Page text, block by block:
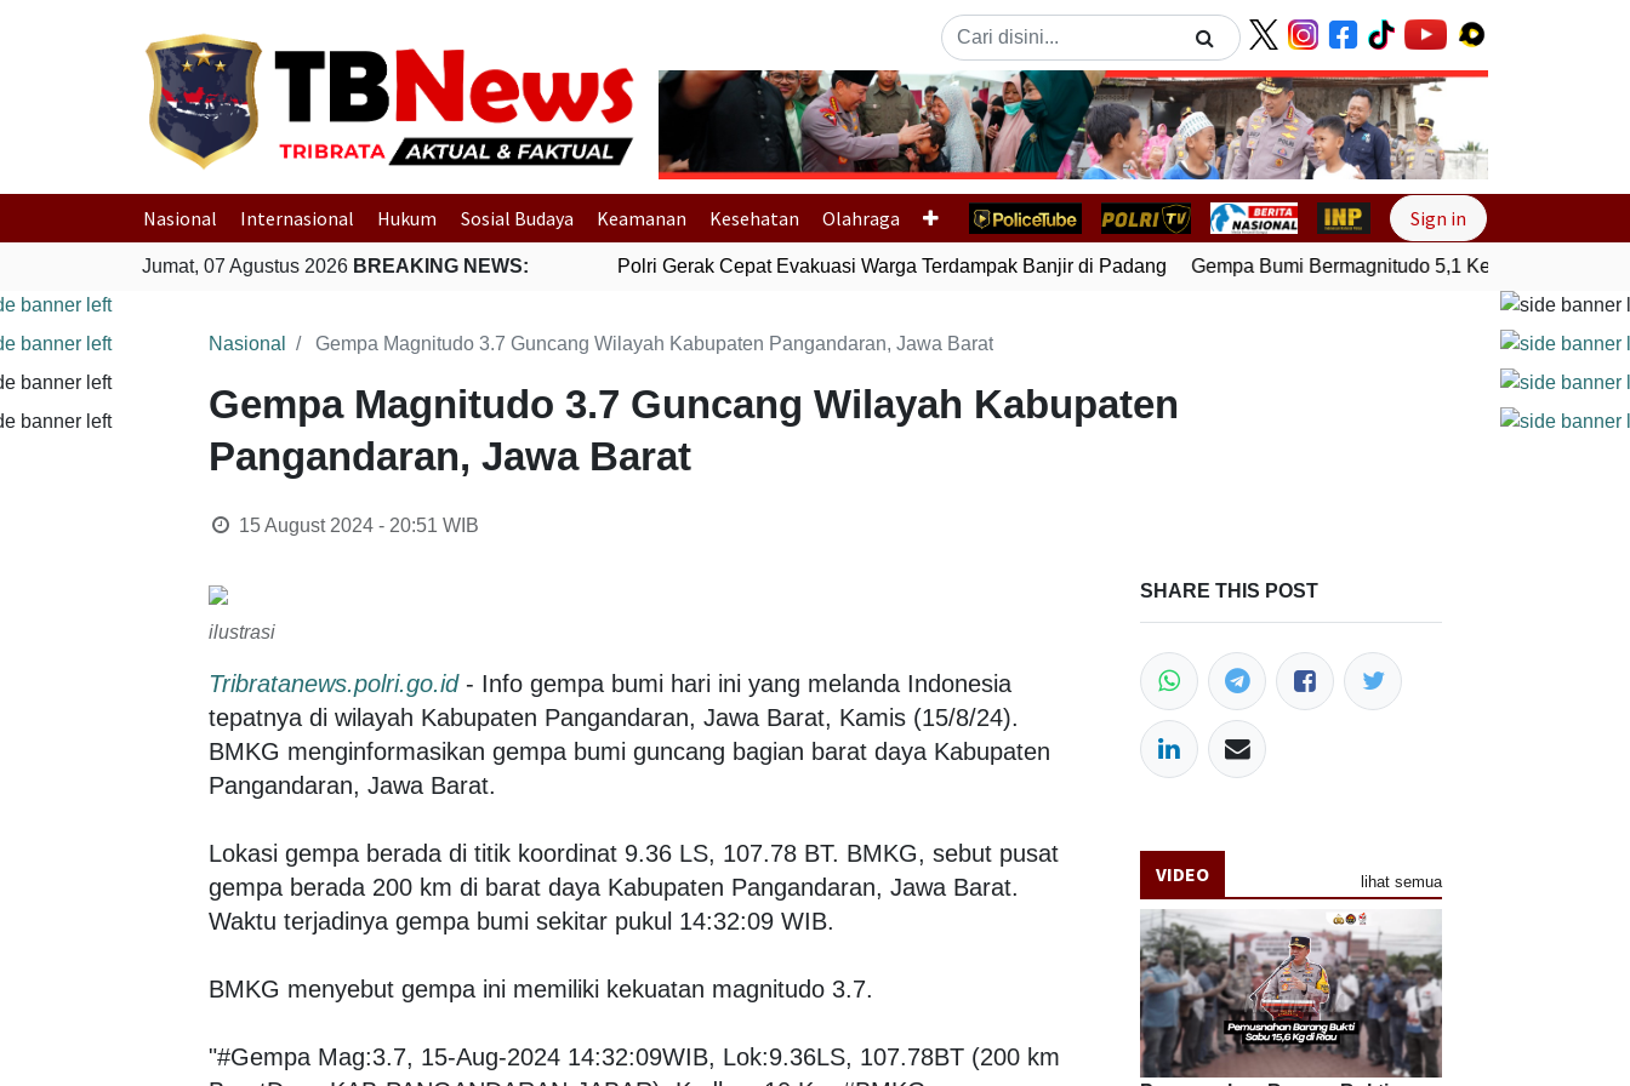
Previous Next
Nasional Internasional Hukum Sosial Budaya Keamanan Kesehatan Olahraga Sign in
Jumat, 07 Agustus 2026 BREAKING NEWS: Polri Gerak Cepat Evakuasi Warga Terdampak Banjir di Padang Gempa Bumi Bermagnitudo 5,1 Kembali Guncang
Nasional Gempa Magnitudo 3.7 Guncang Wilayah Kabupaten Pangandaran, Jawa Barat
Gempa Magnitudo 3.7 Guncang Wilayah Kabupaten
Pangandaran, Jawa Barat
15 August 2024 - 20:51 WIB
ilustrasi
Tribratanews.polri.go.id- Info gempa bumi hari ini yang melanda Indonesia
tepatnya di wilayah Kabupaten Pangandaran, Jawa Barat, Kamis (15/8/24).
BMKG menginformasikan gempa bumi guncang bagian barat daya Kabupaten
Pangandaran, Jawa Barat.
Lokasi gempa berada di titik koordinat 9.36 LS, 107.78 BT. BMKG, sebut pusat
gempa berada 200 km di barat daya Kabupaten Pangandaran, Jawa Barat.
Waktu terjadinya gempa bumi sekitar pukul 14:32:09 WIB.
BMKG menyebut gempa ini memiliki kekuatan magnitudo 3.7.
"#Gempa Mag:3.7, 15-Aug-2024 14:32:09WIB, Lok:9.36LS, 107.78BT (200 km
SHARE THIS POST
VIDEO lihat semua